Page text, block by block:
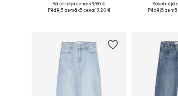
Pieejams daudzos izmēros
Sākotnējā cena: 49,90 €
Pēdējā zemākā cena:19,20 €
Pieejams
Sākotnējā
Pēdējā